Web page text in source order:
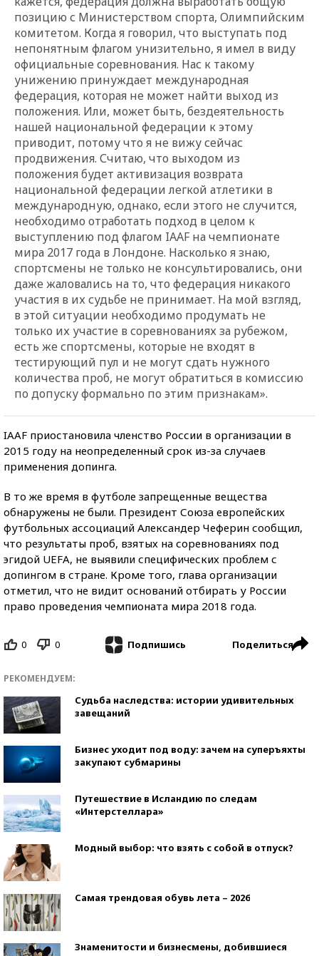
позицию с Министерством спорта, Олимпийским
комитетом. Когда я говорил, что выступать под
непонятным флагом унизительно, я имел в виду
официальные соревнования. Нас к такому
унижению принуждает международная
федерация, которая не может найти выход из
положения. Или, может быть, бездеятельность
нашей национальной федерации к этому
приводит, потому что я не вижу сейчас
продвижения. Считаю, что выходом из
положения будет активизация возврата
национальной федерации легкой атлетики в
международную, однако, если этого не случится,
необходимо отработать подход в целом к
выступлению под флагом IAAF на чемпионате
мира 2017 года в Лондоне. Насколько я знаю,
спортсмены не только не консультировались, они
даже жаловались на то, что федерация никакого
участия в их судьбе не принимает. На мой взгляд,
в этой ситуации необходимо продумать не
только их участие в соревнованиях за рубежом,
есть же спортсмены, которые не входят в
тестирующий пул и не могут сдать нужного
количества проб, не могут обратиться в комиссию
по допуску формально по этим признакам».
IAAF приостановила членство России в организации в
2015 году на неопределенный срок из-за случаев
применения допинга.
В то же время в футболе запрещенные вещества
обнаружены не были. Президент Союза европейских
футбольных ассоциаций Александер Чеферин сообщил,
что результаты проб, взятых на соревнованиях под
эгидой UEFA, не выявили специфических проблем с
допингом в стране. Кроме того, глава организации
отметил, что не видит оснований отбирать у России
право проведения чемпионата мира 2018 года.
0 0 Подпишись Поделиться
РЕКОМЕНДУЕМ:
Судьба наследства: истории удивительных
завещаний
Бизнес уходит под воду: зачем на суперъяхты
закупают субмарины
Путешествие в Исландию по следам
«Интерстеллара»
Модный выбор: что взять с собой в отпуск?
Самая трендовая обувь лета – 2026
Знаменитости и бизнесмены, добившиеся